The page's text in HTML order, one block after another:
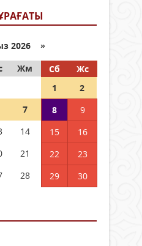
2026 »
Жм Сб
Жс
1
2
7 8
9
14 15
16
21 22
23
28 29
30